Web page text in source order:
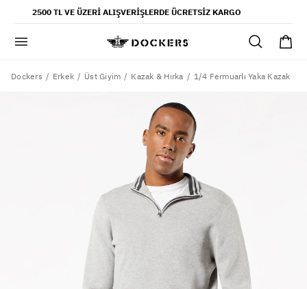
2500 TL VE ÜZERI ALIŞVERIŞLERDE ÜCRETSIZ KARGO
gömlek
şort
Dockers Erkek Üst Giyim Kazak & Hırka 1/4 Fermuarlı Yaka Kazak